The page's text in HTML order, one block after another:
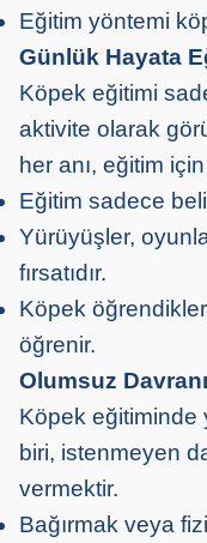
Eğitim yöntemi
Günlük Hayata
Köpek eğitimi
aktivite olarak
her anı, eğitim için
Eğitim sadece
Yürüyüşler,
fırsatıdır.
Köpek
öğrenir.
Olumsuz
Köpek eğitiminde
biri, istenmeyen
vermektir.
Bağırmak veya